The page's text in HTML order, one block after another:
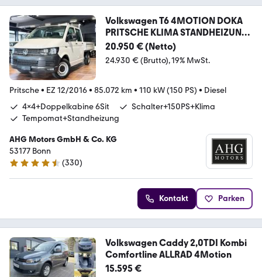
Volkswagen T6 4MOTION DOKA
PRITSCHE KLIMA STANDHEIZUNG
TEMP
20.950 € (Netto)
24.930 € (Brutto) 19% MwSt.
Pritsche• EZ 12/2016• 85.072 km • 110 kW (150 PS) • Diesel
4x4+Doppelkabine 6Sit
Schalter+150PS+Klima
Tempomat+Standheizung
AHG Motors GmbH & Co. KG
53177 Bonn
4.7 Sterne
(330)
Kontakt Parken
Volkswagen Caddy 2,0TDI Kombi
Comfortline ALLRAD 4Motion
15.595 €